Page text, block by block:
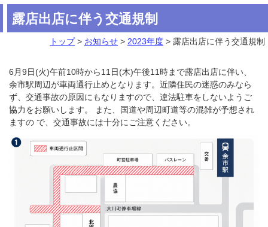
露店出店に伴う交通規制
トップ> お知らせ > 2023年度 > 露店出店に伴う交通規制
6月9日(火)午前10時から11日(木)午後11時まで露店出店に伴い、
余市駅周辺が車両通行止めとなります。近隣住民の迷惑のみなら
ず、交通事故の原因にもなりますので、違法駐車をしないようご
協力をお願いします。 また、国道や周辺町道等の混雑が予想され
ますの で、交通事故には十分にご注意ください。